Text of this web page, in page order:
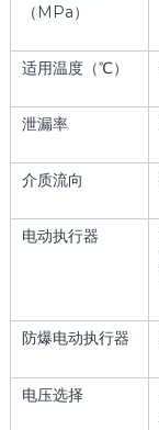
（MPa）
适用温度（℃）
泄漏率
介质流向
电动执行器
防爆电动执行器
电压选择